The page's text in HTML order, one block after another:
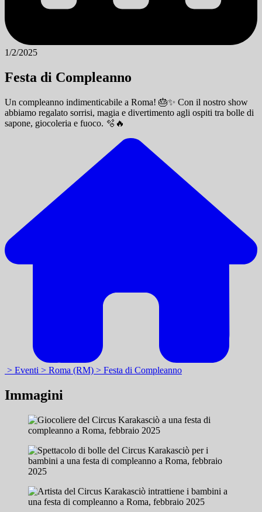
1/2/2025
Festa di Compleanno
Un compleanno indimenticabile a Roma! 🎂✨ Con il nostro show
abbiamo regalato sorrisi, magia e divertimento agli ospiti tra bolle di
sapone, giocoleria e fuoco. 🫧🔥
> Eventi > Roma (RM) > Festa di Compleanno
Immagini